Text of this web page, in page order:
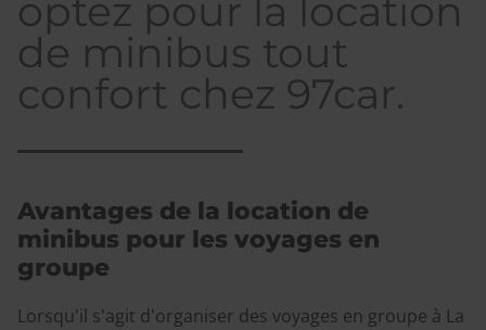
optez pour la location
de minibus tout
confort chez 97car.
Avantages de la location de
minibus pour les voyages en
groupe
Lorsqu'il s'agit d'organiser des voyages en groupe à La